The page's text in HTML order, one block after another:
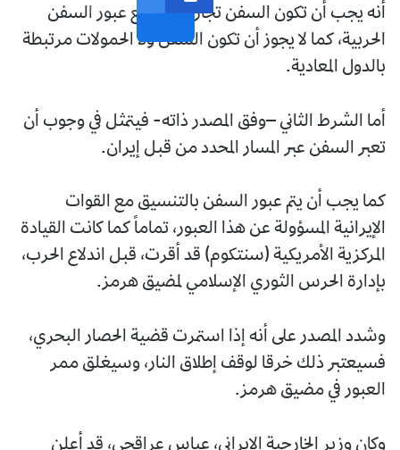
أنه يجب أن تكون السفن تجارية، ويمنع عبور السفن
الحربية، كما لا يجوز أن تكون السفن ولا الحمولات مرتبطة
بالدول المعادية.
أما الشرط الثاني –وفق المصدر ذاته- فيتمثل في وجوب أن
تعبر السفن عبر المسار المحدد من قبل إيران.
كما يجب أن يتم عبور السفن بالتنسيق مع القوات
الإيرانية المسؤولة عن هذا العبور، تماماً كما كانت القيادة
المركزية الأمريكية (سنتكوم) قد أقرت، قبل اندلاع الحرب،
بإدارة الحرس الثوري الإسلامي لمضيق هرمز.
وشدد المصدر على أنه إذا استمرت قضية الحصار البحري،
فسيعتبر ذلك خرقا لوقف إطلاق النار، وسيغلق ممر
العبور في مضيق هرمز.
وكان وزير الخارجية الايراني، عباس عراقجي، قد أعلن